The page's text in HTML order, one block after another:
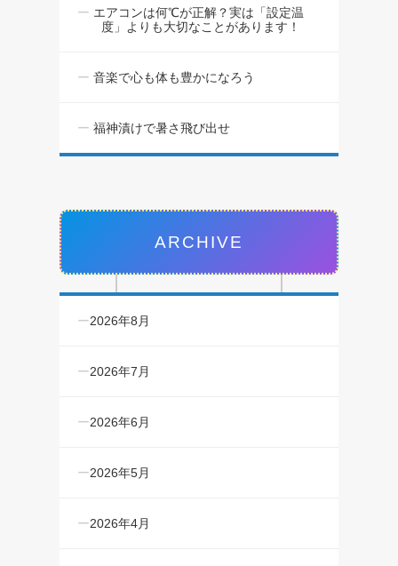
エアコンは何℃が正解？実は「設定温
度」よりも大切なことがあります！
音楽で心も体も豊かになろう
福神漬けで暑さ飛び出せ
ARCHIVE
2026年8月
2026年7月
2026年6月
2026年5月
2026年4月